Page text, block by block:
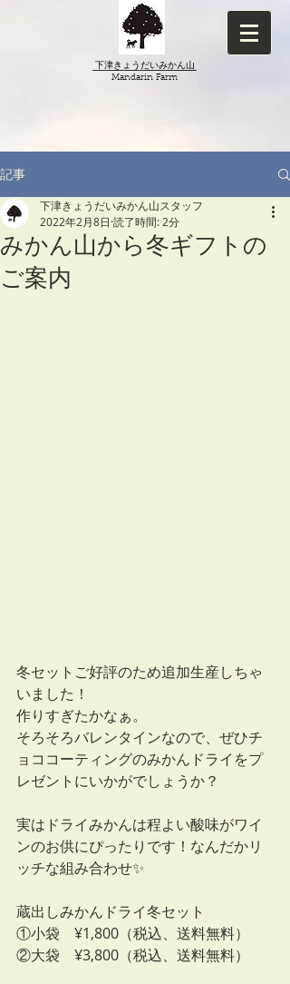
下津きょうだいみかん山
​Mandarin Farm
記事
みかん山から冬ギフトの
ご案内
下津きょうだいみかん山スタッフ
2022年2月8日 読了時間: 2分
冬セットご好評のため追加生産しちゃ
いました！
作りすぎたかなぁ。
そろそろバレンタインなので、ぜひチ
ョココーティングのみかんドライをプ
レゼントにいかがでしょうか？
実はドライみかんは程よい酸味がワイ
ンのお供にぴったりです！なんだかリ
ッチな組み合わせ✨
蔵出しみかんドライ冬セット
①小袋　¥1,800（税込、送料無料）
②大袋　¥3,800（税込、送料無料）